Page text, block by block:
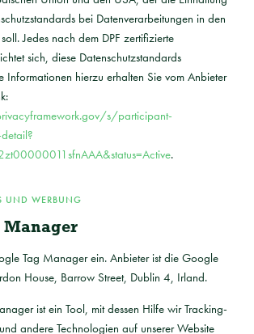
bei Datenverarbeitungen in den
Jedes nach dem DPF zertifizierte
sich, diese Datenschutzstandards
Informationen hierzu erhalten Sie vom Anbieter
s/participant-
.
UND WERBUNG
Manager
Tag Manager ein. Anbieter ist die Google
House, Barrow Street, Dublin 4, Irland.
ist ein Tool, mit dessen Hilfe wir Tracking-
andere Technologien auf unserer Website